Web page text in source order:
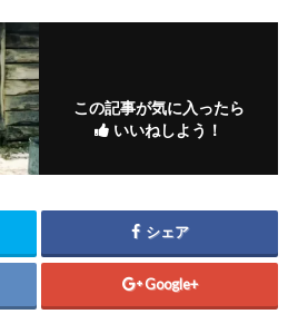
この記事が気に入ったら
いいねしよう！
シェア
Google+